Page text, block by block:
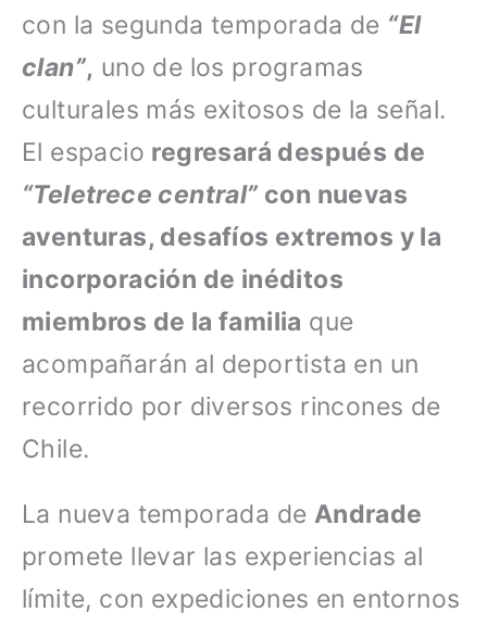
con la segunda temporada de “El
clan”, uno de los programas
culturales más exitosos de la señal.
El espacio regresará después de
“Teletrece central” con nuevas
aventuras, desafíos extremos y la
incorporación de inéditos
miembros de la familia que
acompañarán al deportista en un
recorrido por diversos rincones de
Chile.
La nueva temporada de Andrade
promete llevar las experiencias al
límite, con expediciones en entornos